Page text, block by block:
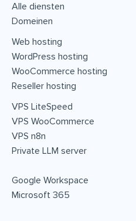
Alle diensten
Domeinen
Web hosting
WordPress hosting
WooCommerce hosting
Reseller hosting
VPS LiteSpeed
VPS WooCommerce
VPS n8n
Private LLM server
Google Workspace
Microsoft 365